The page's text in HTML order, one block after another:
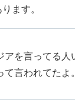
ます。
アを言ってる人
言われてたよ。